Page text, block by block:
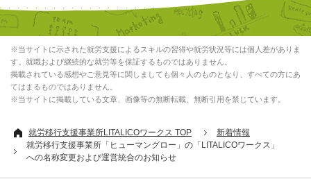
※当サイトに示された就労支援によるスキルの習得や就労状況等には個人差がありま
す。就職および継続的な就労等を保証するものではありません。
掲載されている感想やご意見等に関しましても個々人のものとなり、すべての方にあ
てはまるものではありません。
※当サイトに掲載している文章、画像等の無断転載、無断引用を禁じています。
就労移行支援事業所LITALICOワークス TOP
新着情報
就労移行支援事業所「ヒューマングロー」の「LITALICOワークス」
への名称変更および運営統合のお知らせ